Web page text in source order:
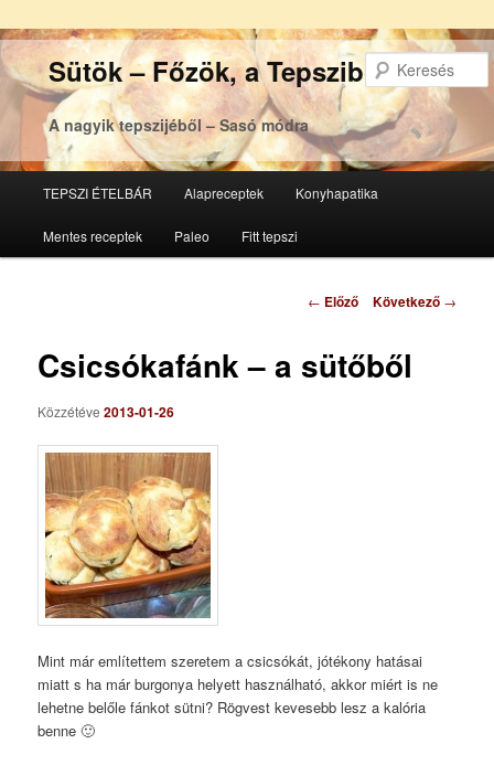
Sütök – Főzök, a Tepsziből
A nagyik tepszijéből – Sasó módra
Tovább
az
Tovább
a
TEPSZI ÉTELBÁR Alapreceptek Konyhapatika
Mentes receptek Paleo Fitt tepszi
Bejegyzés
← Előző Következő →
Csicsókafánk – a sütőből
Közzétéve2013-01-26
Mint már említettem szeretem a csicsókát, jótékony hatásai
miatt s ha már burgonya helyett használható, akkor miért is ne
lehetne belőle fánkot sütni? Rögvest kevesebb lesz a kalória
benne 🙂